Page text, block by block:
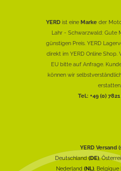
YERD ist eine Marke der
Lahr - Schwarzwald: Gute
günstigen Preis. YERD
direkt im YERD Online Shop.
EU bitte auf Anfrage.
können wir
Tel.: +49 (0)
YERD Versand
Deutschland(DE),
Nederland (NL), Belgique